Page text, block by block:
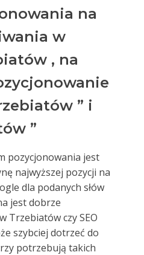
na
w
, na
” i
”
pozycjonowania jest
najwyższej pozycji na
dla podanych słów
jest dobrze
Trzebiatów czy SEO
szybciej dotrzeć do
potrzebują takich